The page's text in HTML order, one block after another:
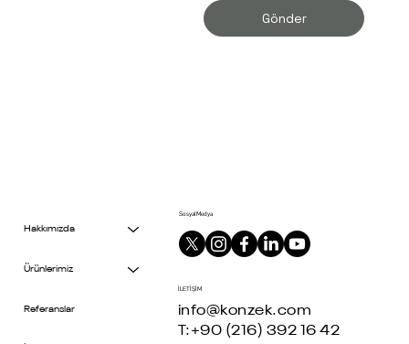
Gönder
Hakkımızda
Ürünlerimiz
Referanslar
Sosyal Medya
İLETİŞİM
info@konzek.com
T:+90 (216) 392 16 42